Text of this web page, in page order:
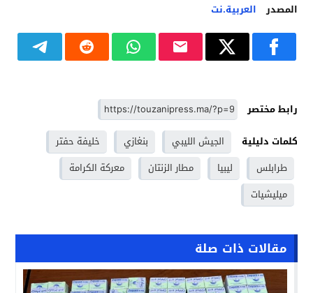
المصدر العربية.نت
رابط مختصر
كلمات دليلية
الجيش الليبي بنغازي
خليفة حفتر
طرابلس
ليبيا مطار الزنتان
معركة الكرامة
ميليشيات
مقالات ذات صلة